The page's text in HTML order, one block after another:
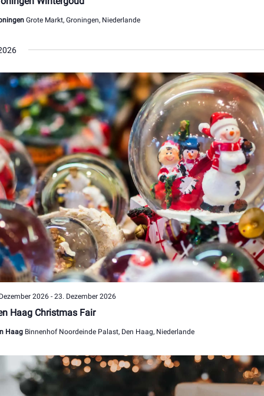
Grote Markt, Groningen, Niederlande
Haag Christmas Fair
2026- 23. Dezember 2026
Haag Binnenhof Noordeinde Palast, Den Haag, Niederlande